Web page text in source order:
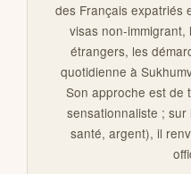
des Français expatriés
visas non-
étrangers, les
quotidienne à
Son approche est de
sensationnaliste ;
santé, argent), il